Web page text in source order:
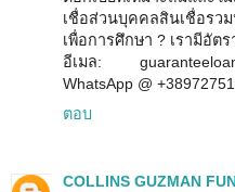
เชื่อส่วนบุคคลสินเชื่อรว
เพื่อการศึกษา ? เรามีอัต
อีเมล:
WhatsApp @
ตอบ
COLLINS GUZMAN